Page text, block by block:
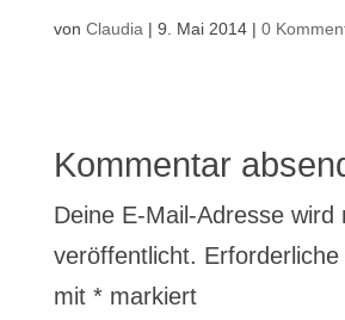
von Claudia | 9. Mai 2014| 0
Kommentar
Deine E-Mail-Adresse wird
veröffentlicht. Erforderliche
mit *markiert